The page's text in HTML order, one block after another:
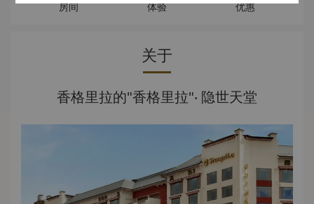
房间 体验 优惠
关于
香格里拉的"香格里拉"· 隐世天堂